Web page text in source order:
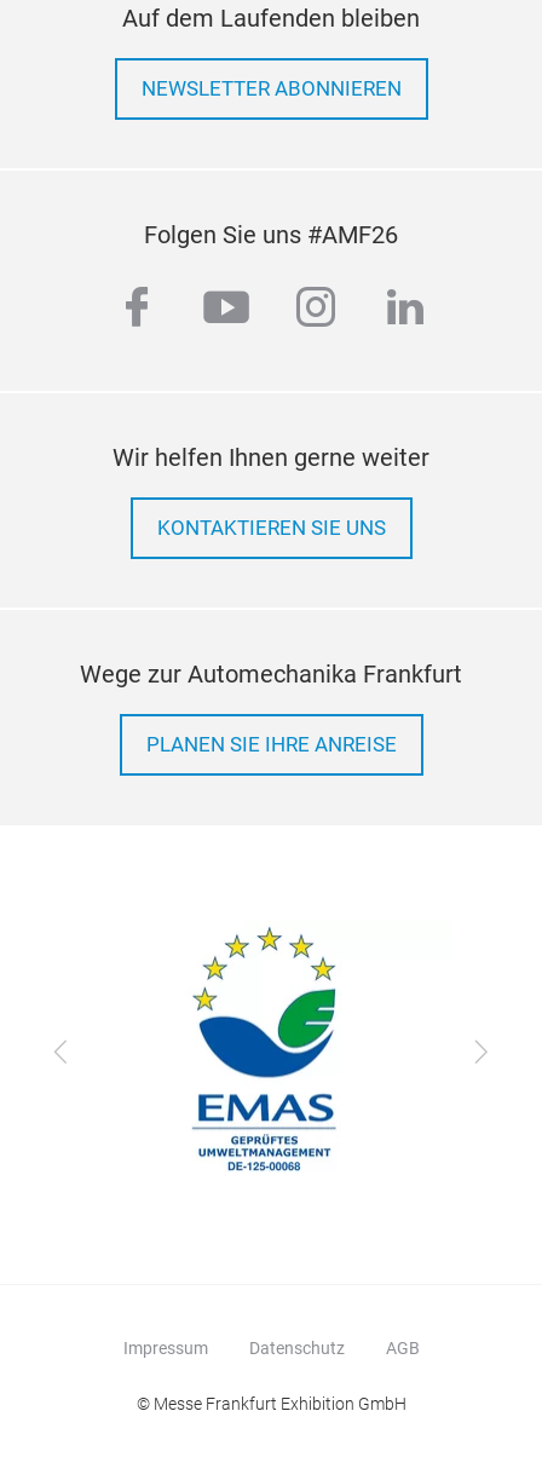
Auf dem Laufenden bleiben
NEWSLETTER ABONNIEREN
Folgen Sie uns #AMF26
facebook
youtubeinstagram
linkedin
Wir helfen Ihnen gerne weiter
KONTAKTIEREN SIE UNS
Wege zur Automechanika Frankfurt
PLANEN SIE IHRE ANREISE
Zurück Vor
Impressum Datenschutz AGB
© Messe Frankfurt Exhibition GmbH